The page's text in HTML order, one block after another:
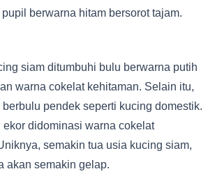
berwarna hitam bersorot tajam.
siam ditumbuhi bulu berwarna putih
warna cokelat kehitaman. Selain itu,
pendek seperti kucing domestik.
didominasi warna cokelat
semakin tua usia kucing siam,
akan semakin gelap.